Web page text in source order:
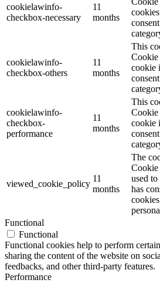
cookielawinfo-
checkbox-necessary
11
months
cookielawinfo-
checkbox-others
11
months
This
Cookie
cookie
cookielawinfo-
checkbox-
performance
11
months
This
Cookie
cookie
viewed_cookie_policy
11
months
The
Cookie
used
has
Functional
Functional
Functional cookies help to perform
sharing the content of the website on
feedbacks, and other third-party features.
Performance